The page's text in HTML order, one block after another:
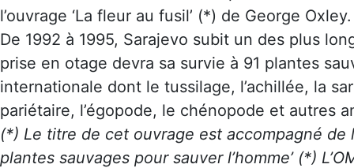
l’ouvrage ‘La fleur au fusil’ (*) de George Oxley.
De 1992 à 1995, Sarajevo subit un des plus
prise en otage devra sa survie à 91 plantes
internationale dont le tussilage, l’achillée, la
pariétaire, l’égopode, le chénopode et autres
(*) Le titre de cet ouvrage est accompagné
plantes sauvages pour sauver l’homme’ (*)